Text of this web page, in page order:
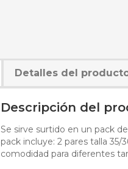
Detalles del
Descripción del
Se sirve surtido en un pack
pack incluye: 2 pares talla 35/
comodidad para diferentes